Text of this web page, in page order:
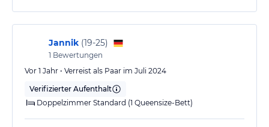
Jannik (19-25)
1 Bewertungen
Vor 1 Jahr • Verreist als Paar im Juli 2024
Verifizierter Aufenthalt
Doppelzimmer Standard (1 Queensize-Bett)